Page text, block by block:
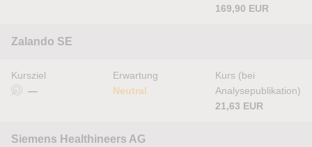
169,90 EUR
Zalando SE
Kursziel
—
Erwartung
Neutral
Kurs (bei
Analysepublikation)
21,63 EUR
Siemens Healthineers AG